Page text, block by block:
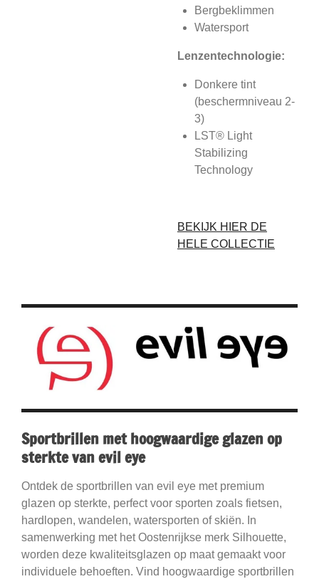
Bergbeklimmen
Watersport
Lenzentechnologie:
Donkere tint
(beschermniveau 2-
3)
LST® Light
Stabilizing
Technology
BEKIJK HIER DE
HELE COLLECTIE
Sportbrillen met hoogwaardige glazen op
sterkte van evil eye
Ontdek de sportbrillen van evil eye met premium
glazen op sterkte, perfect voor sporten zoals fietsen,
hardlopen, wandelen, watersporten of skiën. In
samenwerking met het Oostenrijkse merk Silhouette,
worden deze kwaliteitsglazen op maat gemaakt voor
individuele behoeften. Vind hoogwaardige sportbrillen